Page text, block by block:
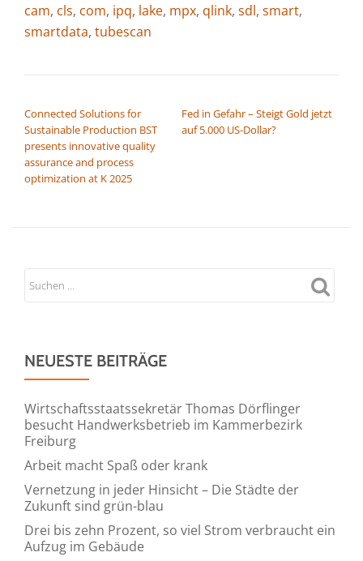
cam, cls, com, ipq, lake, mpx, qlink, sdl, smart,
smartdata, tubescan
Connected Solutions for
Sustainable Production BST
presents innovative quality
assurance and process
optimization at K 2025
Fed in Gefahr – Steigt Gold jetzt
auf 5.000 US-Dollar?
NEUESTE BEITRÄGE
Wirtschaftsstaatssekretär Thomas Dörflinger
besucht Handwerksbetrieb im Kammerbezirk
Freiburg
Arbeit macht Spaß oder krank
Vernetzung in jeder Hinsicht – Die Städte der
Zukunft sind grün-blau
Drei bis zehn Prozent, so viel Strom verbraucht ein
Aufzug im Gebäude